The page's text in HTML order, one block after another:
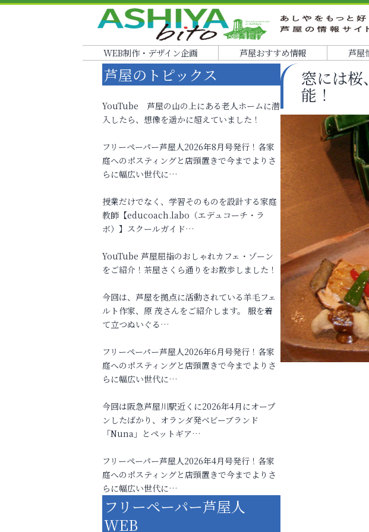
WEB制作・デザイン企画 芦屋おすすめ情報 芦屋
窓には桜
能！
芦屋のトピックス
YouTube 芦屋の山の上にある老人ホームに潜
入したら、想像を遥かに超えていました！
フリーペーパー芦屋人2026年8月号発行！各家
庭へのポスティングと店頭置きで今までよりさ
らに幅広い世代に…
授業だけでなく、学習そのものを設計する家庭
教師【educoach.labo（エデュコーチ・ラ
ボ）】スクールガイド…
YouTube 芦屋屈指のおしゃれカフェ・ゾーン
をご紹介！茶屋さくら通りをお散歩しました！
今回は、芦屋を拠点に活動されている羊毛フェ
ルト作家、原 茂さんをご紹介します。 服を着
て立つぬいぐる…
フリーペーパー芦屋人2026年6月号発行！各家
庭へのポスティングと店頭置きで今までよりさ
らに幅広い世代に…
今回は阪急芦屋川駅近くに2026年4月にオープ
ンしたばかり、オランダ発ベビーブランド
「Nuna」とペットギア…
フリーペーパー芦屋人2026年4月号発行！各家
庭へのポスティングと店頭置きで今までよりさ
らに幅広い世代に…
フリーペーパー芦屋人
WEB